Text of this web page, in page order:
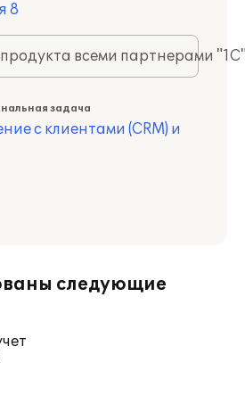
8
всеми партнерами
задача
с клиентами (CRM) и
следующие